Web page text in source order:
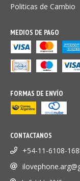
Politicas de Cambio
MEDIOS DE PAGO
FORMAS DE ENVÍO
CONTACTANOS
+54-11-6108-